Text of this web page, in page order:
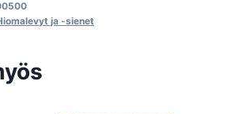
ja -sienet